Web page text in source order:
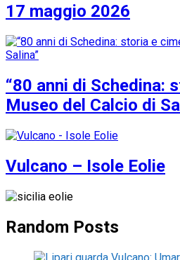
17 maggio 2026
“80 anni di Schedina:
Museo del Calcio di
Vulcano – Isole Eolie
Random Posts